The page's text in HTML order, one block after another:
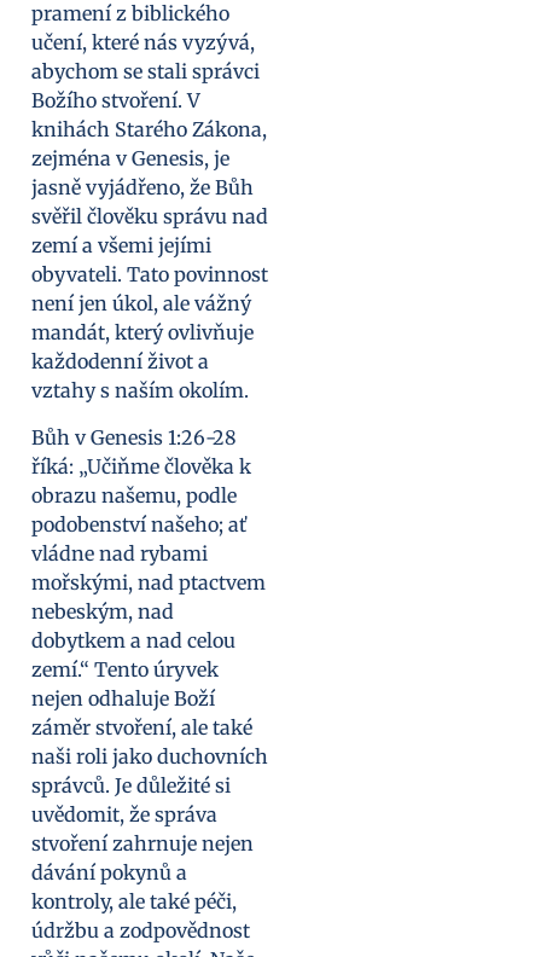
pramení z biblického
učení, které nás vyzývá,
abychom se stali správci
Božího stvoření. V
knihách Starého Zákona,
zejména v Genesis, je
jasně vyjádřeno, že Bůh
svěřil člověku správu nad
zemí a všemi jejími
obyvateli. Tato povinnost
není jen úkol, ale vážný
mandát, který ovlivňuje
každodenní život a
vztahy s naším okolím.
Bůh v Genesis 1:26-28
říká: „Učiňme člověka k
obrazu našemu, podle
podobenství našeho; ať
vládne nad rybami
mořskými, nad ptactvem
nebeským, nad
dobytkem a nad celou
zemí.“ Tento úryvek
nejen odhaluje Boží
záměr stvoření, ale také
naši roli jako duchovních
správců. Je důležité si
uvědomit, že správa
stvoření zahrnuje nejen
dávání pokynů a
kontroly, ale také péči,
údržbu a zodpovědnost